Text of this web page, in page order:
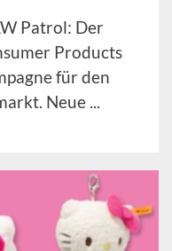
Patrol: Der
Products
für den
Neue ...